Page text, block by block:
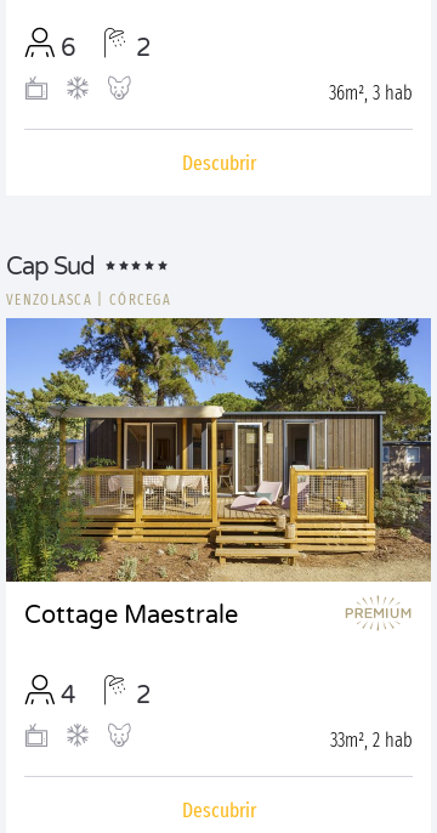
6 2
36m², 3 hab
Descubrir
Cap Sud
VENZOLASCA CÓRCEGA
Cottage Maestrale
4 2
33m², 2 hab
Descubrir